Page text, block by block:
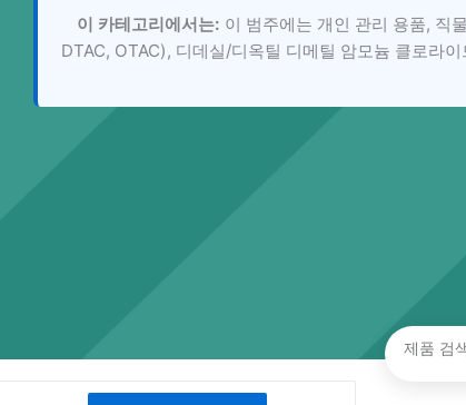
이 카테고리에서는: 이 범주에는 개인 관리 용품, 직
DTAC, OTAC), 디데실/디옥틸 디메틸 암모늄 클로라